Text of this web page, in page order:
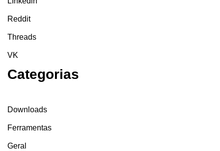
Reddit
Threads
VK
Categorias
Downloads
Ferramentas
Geral